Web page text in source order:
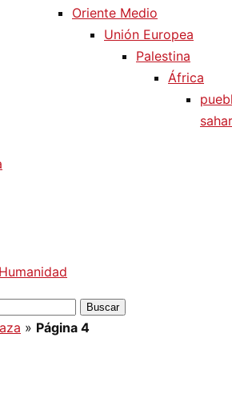
Oriente Medio
Unión Europea
Palestina
África
» Página 4